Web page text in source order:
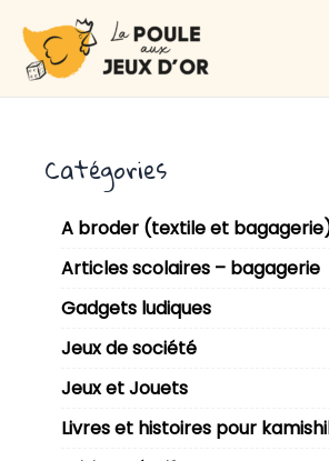
contenu
Catégories
A broder (textile et
Articles scolaires – bagagerie
Gadgets ludiques
Jeux de société
Jeux et Jouets
Livres et histoires pour